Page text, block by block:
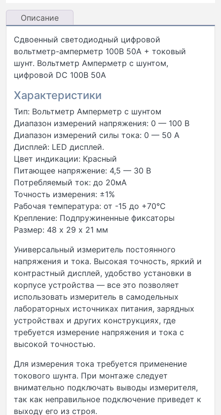
Описание
Сдвоенный светодиодный цифровой
вольтметр-амперметр 100В 50А + токовый
шунт. Вольтметр Амперметр с шунтом,
цифровой DC 100В 50А
Характеристики
Тип: Вольтметр Амперметр с шунтом
Диапазон измерений напряжения: 0 — 100 В
Диапазон измерений силы тока: 0 — 50 А
Дисплей: LED дисплей.
Цвет индикации: Красный
Питающее напряжение: 4,5 — 30 В
Потребляемый ток: до 20мА
Точность измерения: ±1%
Рабочая температура: от -15 до +70°С
Крепление: Подпружиненные фиксаторы
Размер: 48 х 29 х 21 мм
Универсальный измеритель постоянного
напряжения и тока. Высокая точность, яркий и
контрастный дисплей, удобство установки в
корпусе устройства — все это позволяет
использовать измеритель в самодельных
лабораторных источниках питания, зарядных
устройствах и других конструкциях, где
требуется измерение напряжения и тока с
высокой точностью.
Для измерения тока требуется применение
токового шунта. При монтаже следует
внимательно подключать выводы измерителя,
так как неправильное подключение приведет к
выходу его из строя.